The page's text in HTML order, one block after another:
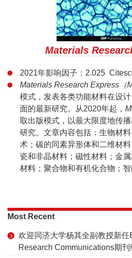
Materials
2021年影响因子：2.025
Materials Research Express（
模式，发表各类功能材料在设
面的最新研究。从2020年起，
取出版模式，以最大限度地传
研究。文章内容包括：生物材
术；碳的同素异形体和二维材
瓷和非晶材料；磁性材料；金
材料；聚合物和有机化合物；智
Most Recent
欢迎同济大学杨其全副教授新任
Research Communications期刊